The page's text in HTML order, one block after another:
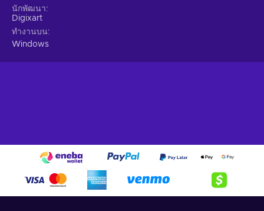
นักพัฒนา
Digixart
ทำงานบน
Windows